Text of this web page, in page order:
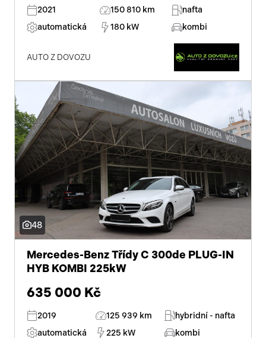
2021 150 810 km
nafta
automatická
180 kW kombi
AUTO Z DOVOZU
48
Mercedes-Benz Třídy C 300de PLUG-IN
HYB KOMBI 225kW
635 000 Kč
2019 125 939 km
hybridní - nafta
automatická
225 kW kombi